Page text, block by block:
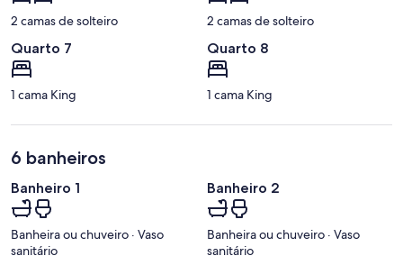
2 camas de solteiro 2 camas de solteiro
Quarto 7
1 cama King
Quarto 8
1 cama King
6 banheiros
Banheiro 1
Banheira ou chuveiro · Vaso
sanitário
Banheiro 2
Banheira ou chuveiro · Vaso
sanitário